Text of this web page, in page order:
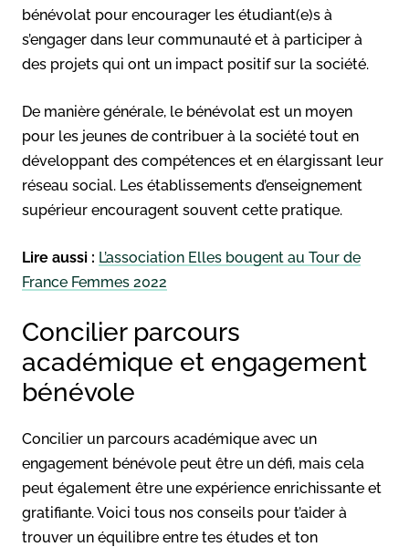
bénévolat pour encourager les étudiant(e)s à
s’engager dans leur communauté et à participer à
des projets qui ont un impact positif sur la société.
De manière générale, le bénévolat est un moyen
pour les jeunes de contribuer à la société tout en
développant des compétences et en élargissant leur
réseau social. Les établissements d’enseignement
supérieur encouragent souvent cette pratique.
Lire aussi : L’association Elles bougent au Tour de
France Femmes 2022
Concilier parcours
académique et engagement
bénévole
Concilier un parcours académique avec un
engagement bénévole peut être un défi, mais cela
peut également être une expérience enrichissante et
gratifiante. Voici tous nos conseils pour t’aider à
trouver un équilibre entre tes études et ton